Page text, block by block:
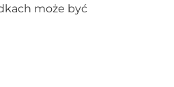
może być